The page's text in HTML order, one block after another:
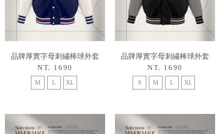
品牌厚實字母刺繡棒球外套
NT. 1690
M L XL
品牌厚實字母刺繡棒球外套
NT. 1690
S M L XL